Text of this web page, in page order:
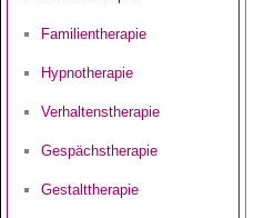
Familientherapie
Hypnotherapie
Verhaltenstherapie
Gespächstherapie
Gestalttherapie